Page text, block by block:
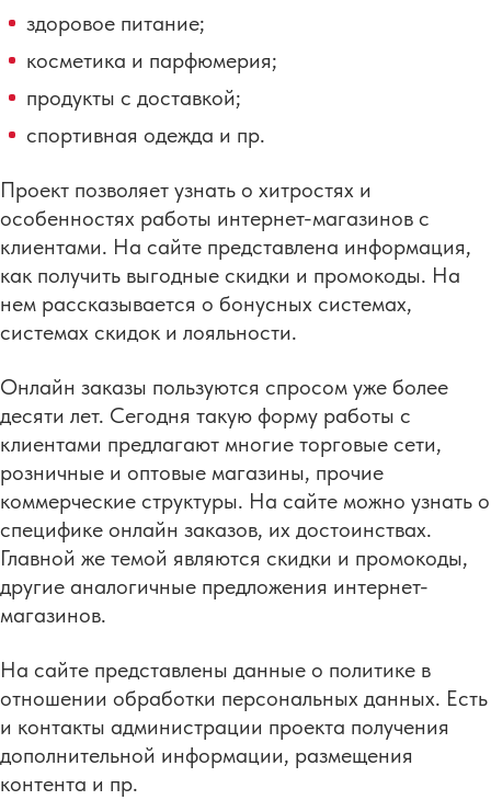
здоровое питание;
косметика и парфюмерия;
продукты с доставкой;
спортивная одежда и пр.
Проект позволяет узнать о хитростях и
особенностях работы интернет-магазинов с
клиентами. На сайте представлена информация,
как получить выгодные скидки и промокоды. На
нем рассказывается о бонусных системах,
системах скидок и лояльности.
Онлайн заказы пользуются спросом уже более
десяти лет. Сегодня такую форму работы с
клиентами предлагают многие торговые сети,
розничные и оптовые магазины, прочие
коммерческие структуры. На сайте можно узнать о
специфике онлайн заказов, их достоинствах.
Главной же темой являются скидки и промокоды,
другие аналогичные предложения интернет-
магазинов.
На сайте представлены данные о политике в
отношении обработки персональных данных. Есть
и контакты администрации проекта получения
дополнительной информации, размещения
контента и пр.